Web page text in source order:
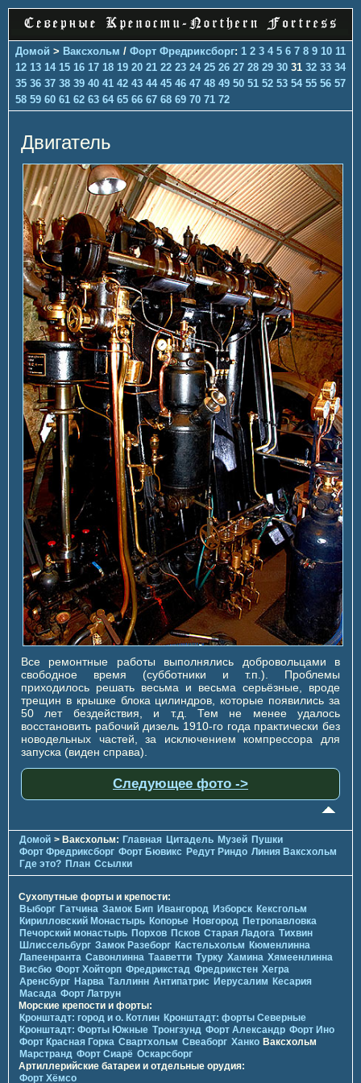
Домой > Ваксхольм / Форт Фредриксборг: 1 2 3 4 5 6 7 8 9 10 11
12 13 14 15 16 17 18 19 20 21 22 23 24 25 26 27 28 29 30 31 32 33 34
35 36 37 38 39 40 41 42 43 44 45 46 47 48 49 50 51 52 53 54 55 56 57
58 59 60 61 62 63 64 65 66 67 68 69 70 71 72
Двигатель
Все ремонтные работы выполнялись добровольцами в
свободное время (субботники и т.п.). Проблемы
приходилось решать весьма и весьма серьёзные, вроде
трещин в крышке блока цилиндров, которые появились за
50 лет бездействия, и т.д. Тем не менее удалось
восстановить рабочий дизель 1910-го года практически без
новодельных частей, за исключением компрессора для
запуска (виден справа).
Следующее фото ->
Домой > Ваксхольм: Главная Цитадель Музей Пушки
Форт Фредриксборг Форт Бювикc Редут Риндо Линия Ваксхольм
Где это? План Ссылки
Сухопутные форты и крепости:
Выборг Гатчина Замок Бип Ивангород Изборск Кексгольм
Кирилловский Монастырь Копорье Новгород Петропавловка
Печорcкий монастырь Порхов Псков Старая Ладога Тихвин
Шлиссельбург Замок Разеборг Кастельхольм Кюменлинна
Лапеенранта Савонлинна Тааветти Турку Хамина Хямеенлинна
Висбю Форт Хойторп Фредрикстад Фредрикстен Хегра
Аренсбург Нарва Таллинн Антипатрис Иерусалим Кесария
Масада Форт Латрун
Морские крепости и форты:
Кронштадт: город и о. Котлин Кронштадт: форты Северные
Кронштадт: Форты Южные Тронгзунд Форт Александр Форт Ино
Форт Красная Горка Свартхольм Свеаборг Ханко Ваксхольм
Марстранд Форт Сиарё Оскарсборг
Артиллерийские батареи и отдельные орудия:
Форт Хёмсо